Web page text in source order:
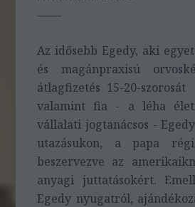
Az idősebb Egedy, aki
és magánpraxisú
átlagfizetés 15-20-
valamint fia - a léha
vállalati jogtanácsos -
utazásukon, a papa
beszervezve az
anyagi juttatásokért.
Egedy nyugatról,